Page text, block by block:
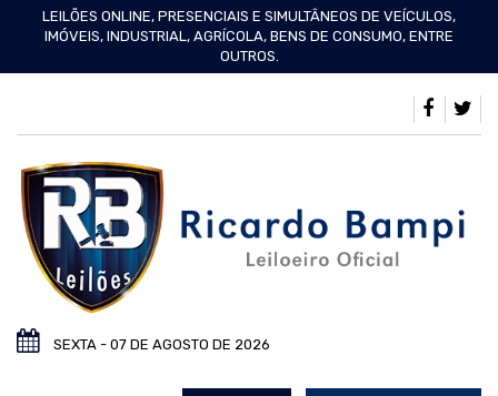
LEILÕES ONLINE, PRESENCIAIS E SIMULTÂNEOS DE VEÍCULOS,
IMÓVEIS, INDUSTRIAL, AGRÍCOLA, BENS DE CONSUMO, ENTRE
OUTROS.
SEXTA - 07 DE AGOSTO DE 2026